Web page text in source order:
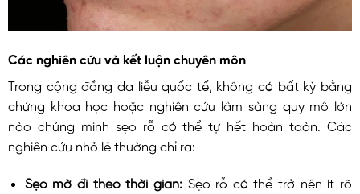
Các nghiên cứu và kết luận chuyên môn
Trong cộng đồng da liễu quốc tế, không có bất kỳ bằng
chứng khoa học hoặc nghiên cứu lâm sàng quy mô lớn
nào chứng minh sẹo rỗ có thể tự hết hoàn toàn. Các
nghiên cứu nhỏ lẻ thường chỉ ra:
Sẹo mờ đi theo thời gian: Sẹo rỗ có thể trở nên ít rõ